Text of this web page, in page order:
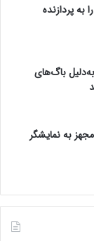
سامسونگ احتمالاً گلکسی S25 را به پردازنده
نسخه آزمایشی عمومی iOS 16 به‌دلیل باگ‌های
به نمایشگر